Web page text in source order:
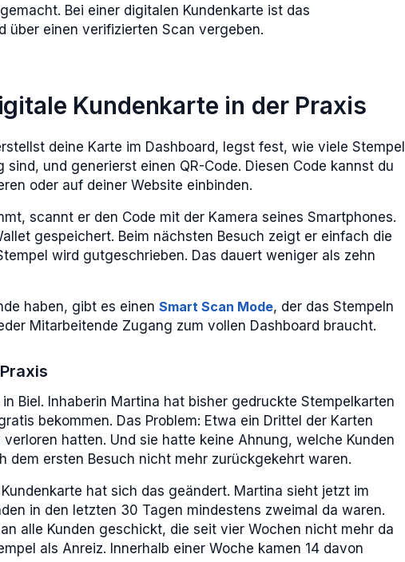
Bei einer digitalen Kundenkarte ist das
über einen verifizierten Scan vergeben.
Kundenkarte in der Praxis
deine Karte im Dashboard, legst fest, wie viele Stempel
und generierst einen QR-Code. Diesen Code kannst du
oder auf deiner Website einbinden.
scannt er den Code mit der Kamera seines Smartphones.
gespeichert. Beim nächsten Besuch zeigt er einfach die
wird gutgeschrieben. Das dauert weniger als zehn
haben, gibt es einen Smart Scan Mode, der das Stempeln
Mitarbeitende Zugang zum vollen Dashboard braucht.
Biel. Inhaberin Martina hat bisher gedruckte Stempelkarten
bekommen. Das Problem: Etwa ein Drittel der Karten
hatten. Und sie hatte keine Ahnung, welche Kunden
dem ersten Besuch nicht mehr zurückgekehrt waren.
hat sich das geändert. Martina sieht jetzt im
in den letzten 30 Tagen mindestens zweimal da waren.
alle Kunden geschickt, die seit vier Wochen nicht mehr da
als Anreiz. Innerhalb einer Woche kamen 14 davon